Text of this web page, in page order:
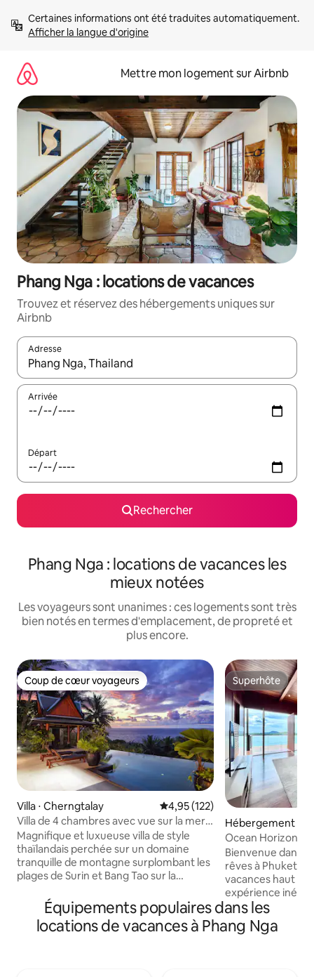
directement
Afficher la langue d'origine
Mettre mon logement sur Airbnb
Phang Nga : locations de vacances
Trouvez et réservez des hébergements uniques sur
Airbnb
Adresse
Lorsque les résultats s'affichent, utilisez les flèches vers le
Arrivée
Départ
Rechercher
Phang Nga : locations de vacances les
mieux notées
Les voyageurs sont unanimes : ces logements sont très
bien notés en termes d'emplacement, de propreté et
plus encore.
Coup de cœur voyageurs
Coup de cœur voyageurs
Villa ⋅ Cherngtalay Évaluation moyenne sur la
4,95 (122)
Villa de 4 chambres avec vue sur la mer
sur la colline, Phuket
Magnifique et luxueuse villa de style
thaïlandais perchée sur un domaine
tranquille de montagne surplombant les
plages de Surin et Bang Tao sur la
de 400 m2 intérieur, 4 chambres avec
lits King Size, salles de bains privatives.
Entièrement meublée et décorée avec
Superhôte
Superhôte
Hébergement ⋅
Ocean Horizon,
Bienvenue dans
rêves à Phuket !
vacances haut
expérience
panoramique à
magnifique mer
sommet d'une
Équipements populaires dans les
locations de vacances à Phang Nga